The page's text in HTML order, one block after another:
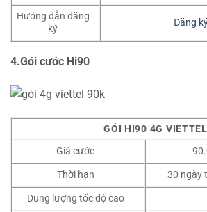
Hướng dẫn đăng
ký
Đăng
4.Gói cước Hi90
GÓI HI90 4G VIETTEL
Giá cước
Thời hạn
30 ngày
Dung lượng tốc độ cao